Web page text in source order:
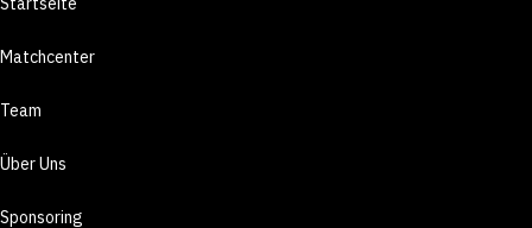
Matchcenter
Team
Über Uns
Sponsoring